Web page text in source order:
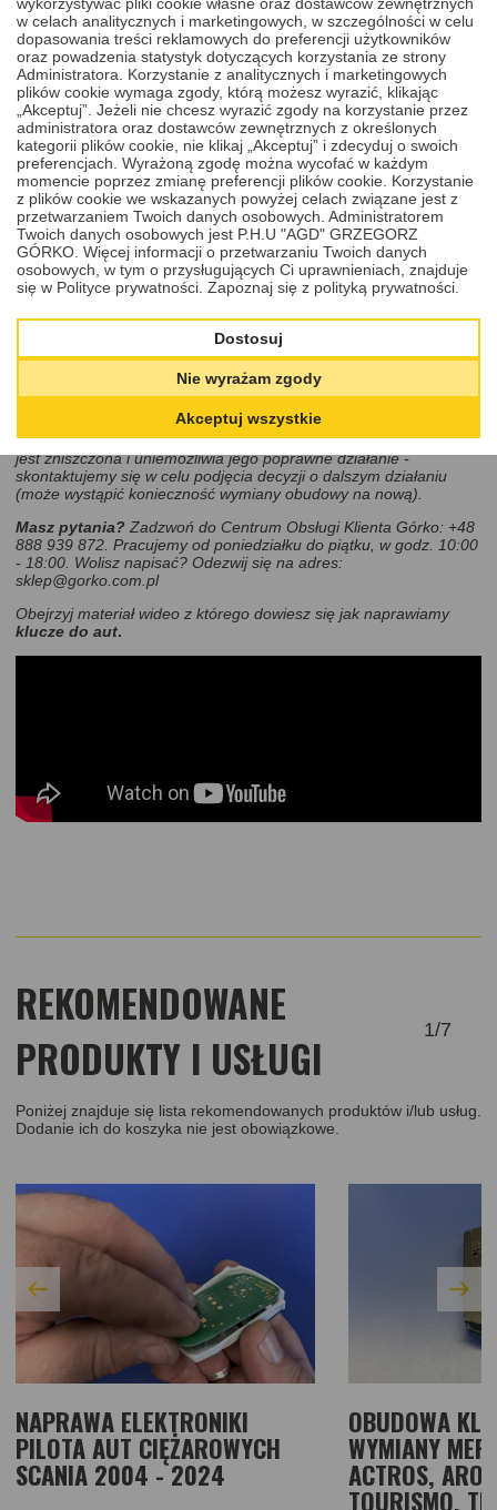
specjalistycznej chemii przeznaczonej do mycia elektroniki. Do
naprawy wykorzystujemy tylko nowe podzespoły, a po jej
wykonaniu instalujemy zawsze nowe baterie.
Szukasz innej usługi?W naszym serwisie nie tylko naprawisz
elektronikę klucza, ale możesz skorzystać także z usług naprawy
stacyjki, zamka lubwymiany obudowy klucza. Takie oferty,
dostosowane do Twojego modelu auta, znajdziesz pod spodem w
rekomendowanych produktach i usługach.
Cena
200,00 PLN DODAJ DO KOSZYKA
Cena zawiera:
mycie w myjce ultradzwiekowej,
usługę naprawy, regeneracji pilota - klucza Mercedes-Benz
Uwaga:jeżeli w wyniku oględzin stwierdzimy, że obudowa klucza
jest zniszczona i uniemożliwia jego poprawne działanie -
skontaktujemy się w celu podjęcia decyzji o dalszym działaniu
(może wystąpić konieczność wymiany obudowy na nową).
Masz pytania? Zadzwoń do Centrum Obsługi Klienta Górko: +48
888 939 872. Pracujemy od poniedziałku do piątku, w godz. 10:00
- 18:00. Wolisz napisać? Odezwij się na adres:
sklep@gorko.com.pl
Obejrzyj materiał wideo z którego dowiesz się jak naprawiamy
klucze do aut.
REKOMENDOWANE
PRODUKTY I USŁUGI
1/7
Poniżej znajduje się lista rekomendowanych produktów i/lub usług.
Dodanie ich do koszyka nie jest obowiązkowe.
NAPRAWA ELEKTRONIKI
PILOTA AUT CIĘŻAROWYCH
SCANIA 2004 - 2024
OBUDOWA
WYMIANY
ACTROS,
TOURISMO,
w celach analitycznych i marketingowych, w szczególności w celu
dopasowania treści reklamowych do preferencji użytkowników
oraz powadzenia statystyk dotyczących korzystania ze strony
Administratora. Korzystanie z analitycznych i marketingowych
plików cookie wymaga zgody, którą możesz wyrazić, klikając
„Akceptuj”. Jeżeli nie chcesz wyrazić zgody na korzystanie przez
administratora oraz dostawców zewnętrznych z określonych
kategorii plików cookie, nie klikaj „Akceptuj” i zdecyduj o swoich
preferencjach. Wyrażoną zgodę można wycofać w każdym
momencie poprzez zmianę preferencji plików cookie. Korzystanie
z plików cookie we wskazanych powyżej celach związane jest z
przetwarzaniem Twoich danych osobowych. Administratorem
Twoich danych osobowych jest P.H.U "AGD" GRZEGORZ
GÓRKO. Więcej informacji o przetwarzaniu Twoich danych
osobowych, w tym o przysługujących Ci uprawnieniach, znajduje
się w Polityce prywatności. Zapoznaj się z polityką prywatności.
Dostosuj
Nie wyrażam zgody
Akceptuj wszystkie